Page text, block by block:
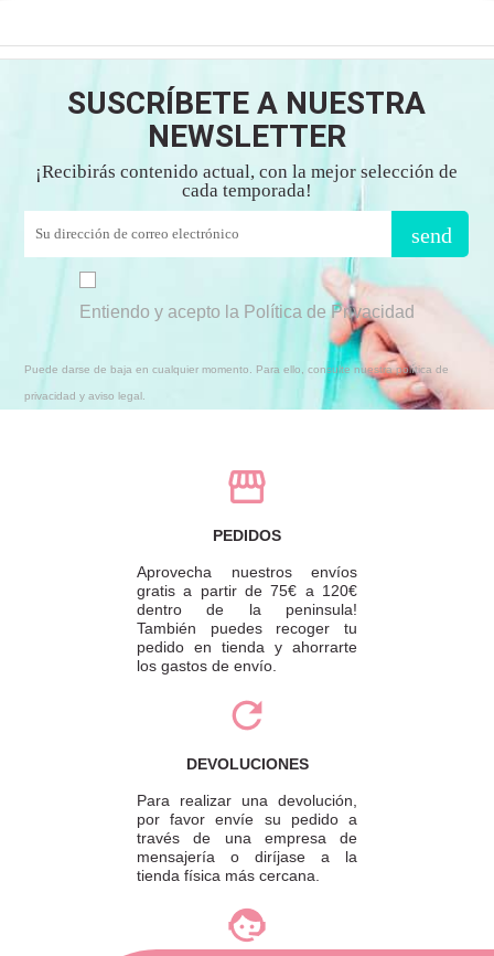
SUSCRÍBETE A NUESTRA
NEWSLETTER
¡Recibirás contenido actual, con la mejor selección de
cada temporada!
send
Entiendo y acepto la Política de Privacidad
Puede darse de baja en cualquier momento. Para ello, consulte nuestra política de
privacidad y aviso legal.
PEDIDOS
Aprovecha nuestros envíos
gratis a partir de 75€ a 120€
dentro de la peninsula!
También puedes recoger tu
pedido en tienda y ahorrarte
los gastos de envío.
DEVOLUCIONES
Para realizar una devolución,
por favor envíe su pedido a
través de una empresa de
mensajería o diríjase a la
tienda física más cercana.